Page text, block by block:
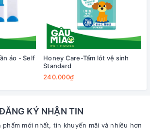
áo - Self
Honey Care-Tấm lót vệ sinh
Standard
240.000₫
KÝ NHẬN TIN
mới nhất, tin khuyến mãi và nhiều hơn